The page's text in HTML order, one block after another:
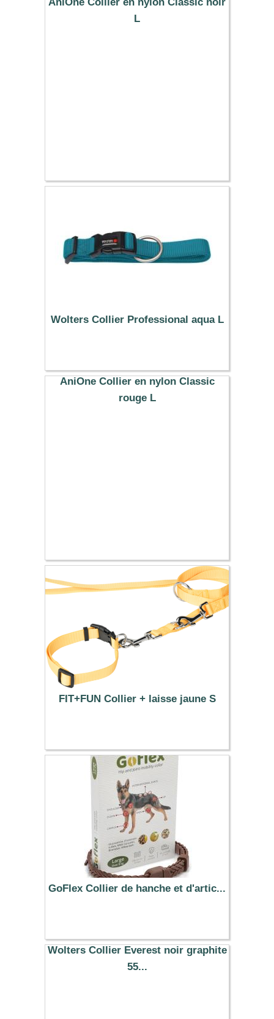
AniOne Collier en nylon Classic noir
L
Wolters Collier Professional aqua L
14.19 €
AniOne Collier en nylon Classic
rouge L
FIT+FUN Collier + laisse jaune S
12.99 €
GoFlex Collier de hanche et d'artic...
29.90 €
Wolters Collier Everest noir graphite
55...